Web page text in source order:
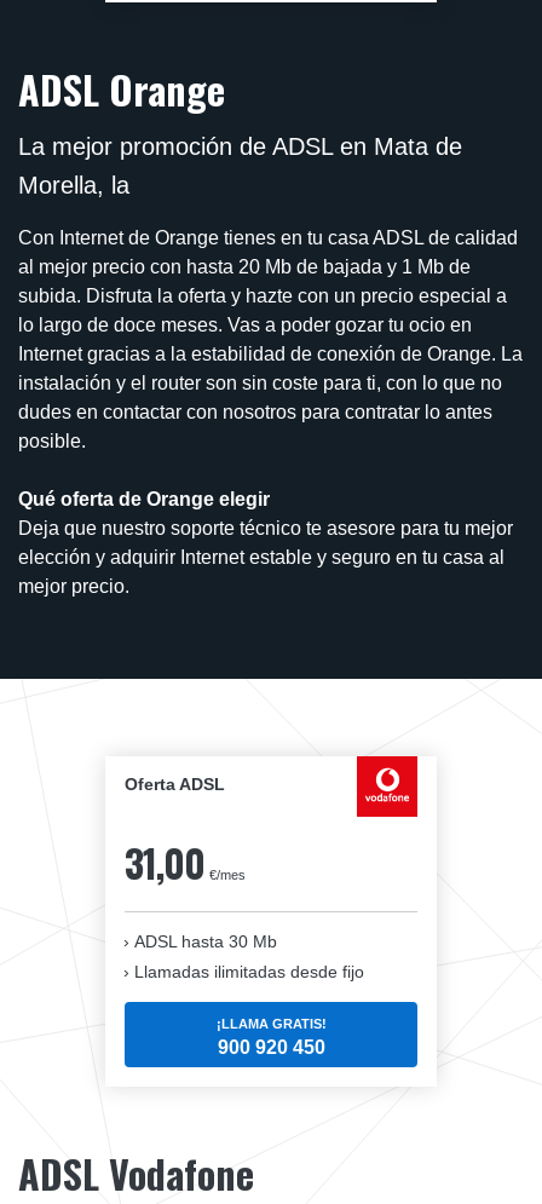
ADSL Orange
La mejor promoción de ADSL en Mata de
Morella, la
Con Internet de Orange tienes en tu casa ADSL de calidad
al mejor precio con hasta 20 Mb de bajada y 1 Mb de
subida. Disfruta la oferta y hazte con un precio especial a
lo largo de doce meses. Vas a poder gozar tu ocio en
Internet gracias a la estabilidad de conexión de Orange. La
instalación y el router son sin coste para ti, con lo que no
dudes en contactar con nosotros para contratar lo antes
posible.
Qué oferta de Orange elegir
Deja que nuestro soporte técnico te asesore para tu mejor
elección y adquirir Internet estable y seguro en tu casa al
mejor precio.
Oferta ADSL
31,00 €/mes
ADSL hasta 30 Mb
Llamadas ilimitadas desde fijo
¡LLAMA GRATIS!
900 920 450
ADSL Vodafone